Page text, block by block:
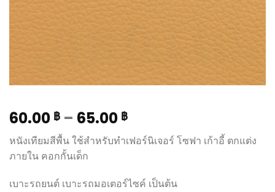
60.00 ฿ – 65.00 ฿
หนังเทียมสีพื้น ใช้สำหรับทำเฟอร์นิเจอร์ โซฟา เก้าอี้ ตกแต่ง
ภายใน คอกกั้นเด็ก
เบาะรถยนต์ เบาะรถมอเตอร์ไซค์ เป็นต้น